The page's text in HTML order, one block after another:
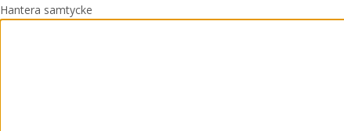
Hantera samtycke